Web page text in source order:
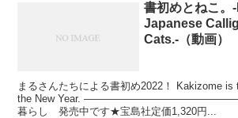
書初めとねこ。
Japanese
Cats.-（動画）
まるさんたちによる書初め2022！ Kakizome
the New Year. ———————————————————— ★まるの
暮らし 発売中です★宝島社定価1,320円...